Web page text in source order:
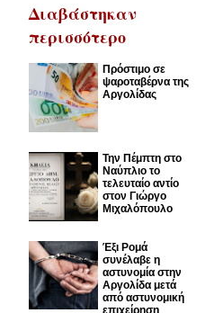
Διαβάστηκαν
περισσότερο
Πρόστιμο σε
ψαροταβέρνα της
Αργολίδας
Την Πέμπτη στο
Ναύπλιο το
τελευταίο αντίο
στον Γιώργο
Μιχαλόπουλο
Έξι Ρομά
συνέλαβε η
αστυνομία στην
Αργολίδα μετά
από αστυνομική
επιχείρηση